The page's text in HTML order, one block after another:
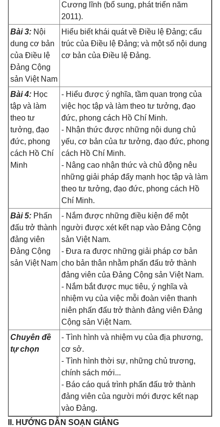
Cương lĩnh (bổ sung, phát triển năm
2011).
Bài 3: Nội
dung cơ bản
của Điều lệ
Đảng Cộng
sản Việt Nam
Hiểu biết khái quát về Điều lệ Đảng; cấu
trúc của Điều lệ Đảng; và một số nội dung
cơ bản của Điều lệ Đảng.
Bài 4: Học
tập và làm
theo tư
tưởng, đạo
đức, phong
cách Hồ Chí
Minh
- Hiểu được ý nghĩa, tầm quan trọng của
việc học tập và làm theo tư tưởng, đạo
đức, phong cách Hồ Chí Minh.
- Nhận thức được những nội dung chủ
yếu, cơ bản của tư tưởng, đạo đức, phong
cách Hồ Chí Minh.
- Nâng cao nhận thức và chủ động nêu
những giải pháp đẩy mạnh học tập và làm
theo tư tưởng, đạo đức, phong cách Hồ
Chí Minh.
Bài 5: Phấn
đấu trở thành
đảng viên
Đảng Cộng
sản Việt Nam
- Nắm được những điều kiện để một
người được xét kết nạp vào Đảng Cộng
sản Việt Nam.
- Đưa ra được những giải pháp cơ bản
cho bản thân nhằm phấn đấu trở thành
đảng viên của Đảng Cộng sản Việt Nam.
- Nắm bắt được mục tiêu, ý nghĩa và
nhiệm vụ của việc mỗi đoàn viên thanh
niên phấn đấu trở thành đảng viên Đảng
Cộng sản Việt Nam.
Chuyên đề
tự chọn
- Tình hình và nhiệm vụ của địa phương,
cơ sở.
- Tình hình thời sự, những chủ trương,
chính sách mới...
- Báo cáo quá trình phấn đấu trở thành
đảng viên của người mới được kết nạp
vào Đảng.
II. HƯỚNG DẪN SOẠN GIẢNG